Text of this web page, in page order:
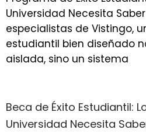
Universidad Necesita
especialistas de Vistingo,
estudiantil bien diseñado
aislada, sino un sistema
Beca de Éxito Estudiantil:
Universidad Necesita